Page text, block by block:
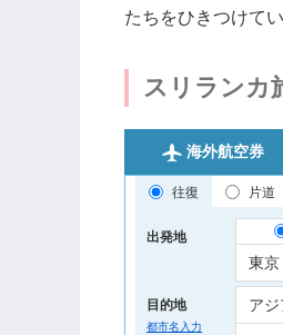
たちをひきつけて
スリランカ
海外航空券
往復 片道
出発地
目的地
都市名入力